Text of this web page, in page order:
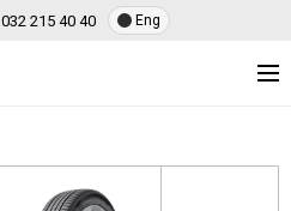
032 215 40 40 Eng